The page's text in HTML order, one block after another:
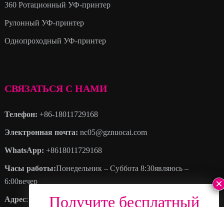
360 Ротационный УФ-принтер
Рулонный УФ-принтер
Однопроходный УФ-принтер
СВЯЗАТЬСЯ С НАМИ
Телефон: +86-18011729168
Электронная почта: nc05@gznuocai.com
WhatsApp: +8618011729168
Часы работы:Понедельник – Суббота 8:30являюсь –
6:00вечер
Адрес: Нет. 28, Хаоган Авеню, Больше городов, Наньшаский